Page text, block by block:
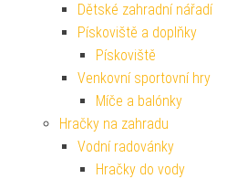
Dětské zahradní nářadí
Pískoviště a doplňky
Pískoviště
Venkovní sportovní hry
Míče a balónky
Hračky na zahradu
Vodní radovánky
Hračky do vody